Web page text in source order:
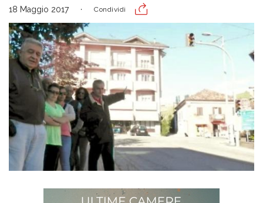
18 Maggio 2017 Condividi